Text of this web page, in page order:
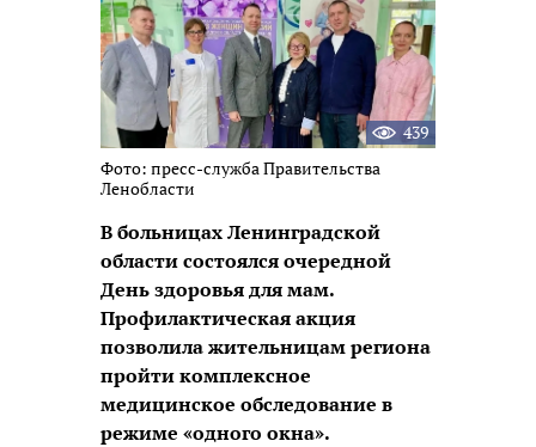
439
Фото: пресс-служба Правительства
Ленобласти
В больницах Ленинградской
области состоялся очередной
День здоровья для мам.
Профилактическая акция
позволила жительницам региона
пройти комплексное
медицинское обследование в
режиме «одного окна».